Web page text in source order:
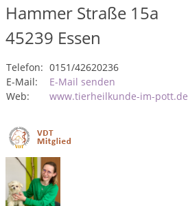
Hammer Straße 15a
45239 Essen
Telefon: 0151/42620236
E-Mail:
E-Mail senden
Web:
www.tierheilkunde-im-pott.de